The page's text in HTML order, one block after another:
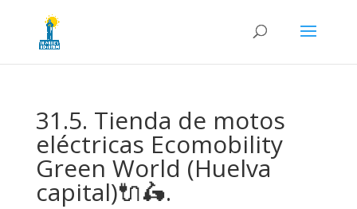
31.5. Tienda de motos
eléctricas Ecomobility
Green World (Huelva
capital)🔌🛵.